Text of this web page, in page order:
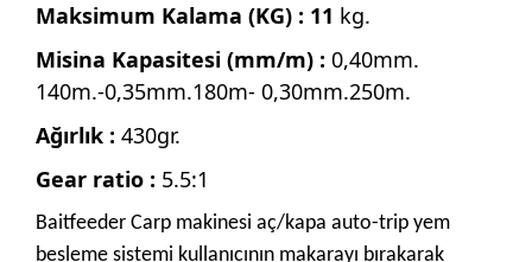
Maksimum Kalama (KG) : 11 kg.
Misina Kapasitesi (mm/m) : 0,40mm.
140m.-0,35mm.180m- 0,30mm.250m.
Ağırlık : 430gr.
Gear ratio : 5.5:1
Baitfeeder Carp makinesi aç/kapa auto-trip yem
besleme sistemi kullanıcının makarayı bırakarak